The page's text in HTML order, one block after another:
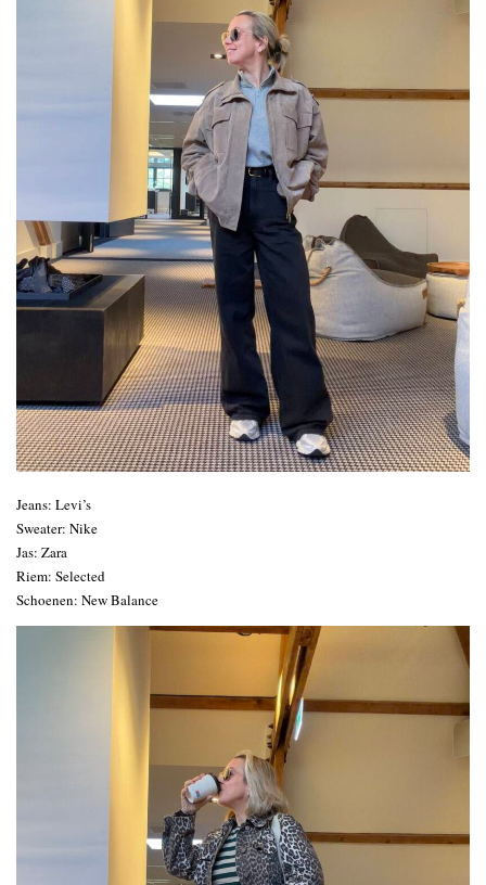
Jeans: Levi’s
Sweater: Nike
Jas: Zara
Riem: Selected
Schoenen: New Balance